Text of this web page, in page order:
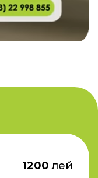
1200 лей